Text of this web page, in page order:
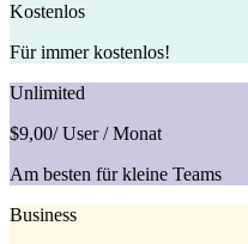
Kostenlos
Für immer kostenlos!
Unlimited
$9,00/ User / Monat
Am besten für kleine Teams
Business